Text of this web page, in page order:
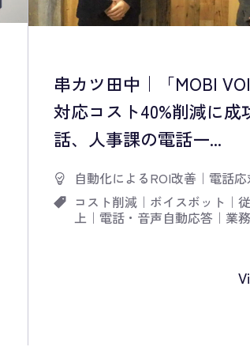
串カツ田中｜「MOBI
対応コスト40%削減に成
話、人事課の電話一...
自動化によるROI改善 ｜ 電話
コスト削減｜ ボイスボット ｜
上 ｜ 電話・音声自動応答｜ 業